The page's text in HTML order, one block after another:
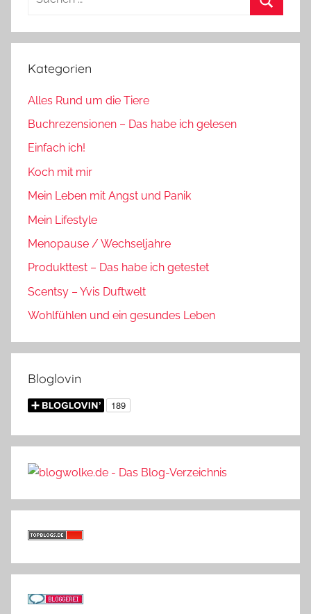
Kategorien
Alles Rund um die Tiere
Buchrezensionen – Das habe ich gelesen
Einfach ich!
Koch mit mir
Mein Leben mit Angst und Panik
Mein Lifestyle
Menopause / Wechseljahre
Produkttest – Das habe ich getestet
Scentsy – Yvis Duftwelt
Wohlfühlen und ein gesundes Leben
Bloglovin